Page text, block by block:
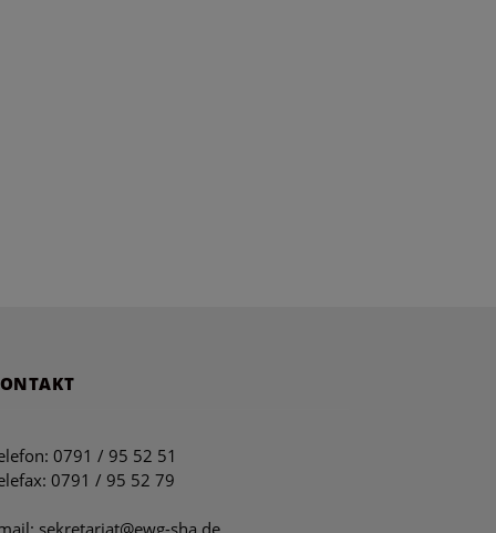
0791 / 95 52 51
0791 / 95 52 79
sekretariat@ewg-sha.de